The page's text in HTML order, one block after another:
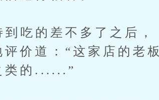
的差不多了之后，
价道：“这家店的老板
类的......”